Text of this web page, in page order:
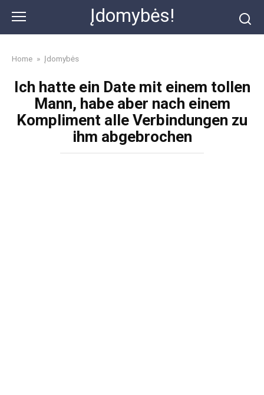
content
Įdomybės!
Home » Įdomybės
Ich hatte ein Date mit einem tollen
Mann, habe aber nach einem
Kompliment alle Verbindungen zu
ihm abgebrochen